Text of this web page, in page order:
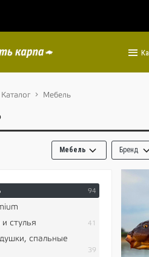
Каталог Мебель
Мебель Бренд
94
стулья
41
спальные
39